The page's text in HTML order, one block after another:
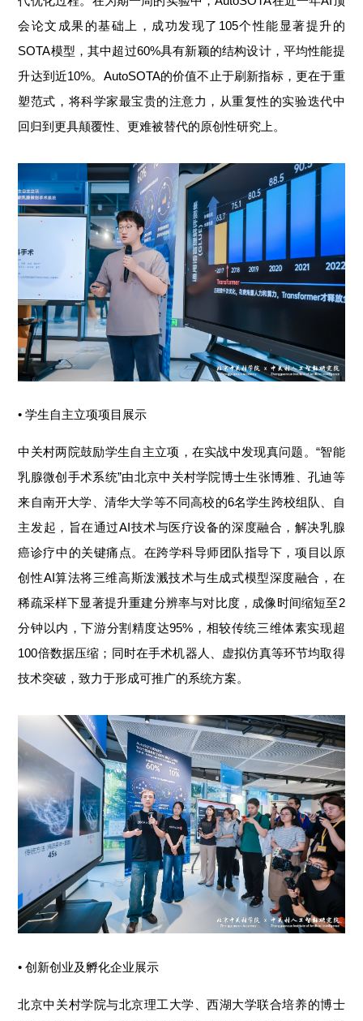
会论文成果的基础上，成功发现了105个性能显著提升的
SOTA模型，其中超过60%具有新颖的结构设计，平均性能提
升达到近10%。AutoSOTA的价值不止于刷新指标，更在于重
塑范式，将科学家最宝贵的注意力，从重复性的实验迭代中
回归到更具颠覆性、更难被替代的原创性研究上。
• 学生自主立项项目展示
中关村两院鼓励学生自主立项，在实战中发现真问题。“智能
乳腺微创手术系统”由北京中关村学院博士生张博雅、孔迪等
来自南开大学、清华大学等不同高校的6名学生跨校组队、自
主发起，旨在通过AI技术与医疗设备的深度融合，解决乳腺
癌诊疗中的关键痛点。在跨学科导师团队指导下，项目以原
创性AI算法将三维高斯泼溅技术与生成式模型深度融合，在
稀疏采样下显著提升重建分辨率与对比度，成像时间缩短至2
分钟以内，下游分割精度达95%，相较传统三维体素实现超
100倍数据压缩；同时在手术机器人、虚拟仿真等环节均取得
技术突破，致力于形成可推广的系统方案。
• 创新创业及孵化企业展示
北京中关村学院与北京理工大学、西湖大学联合培养的博士